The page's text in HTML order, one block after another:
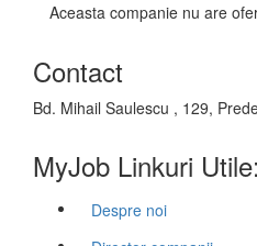
Aceasta companie nu are
Contact
Bd. Mihail Saulescu , 129,
MyJob Linkuri Utile:
Despre noi